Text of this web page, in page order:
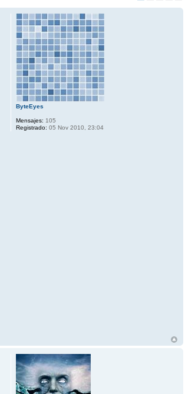
ByteEyes
Mensajes: 105
Registrado: 05 Nov 2010, 23:04